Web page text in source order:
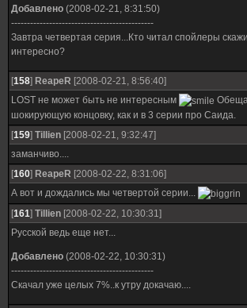
Добавлено (2008-02-21, 8:31:50)
---------------------------------------------
Завтра четвертая серия...Кто читал спойлеры
интересно?
[158] ReapeR [2008-02-21, 8:56:40]
LOST не может быть не интересным
шокирующую концовку, как и в 3 серии про Саида.
[159] Tillien [2008-02-21, 9:32:47]
заманчиво....
[160] ReapeR [2008-02-22, 8:31:06]
А вот и дождались мы четвертой серии...
[161] Tillien [2008-02-22, 10:30:31]
Русской ведь еще нет...
Добавлено (2008-02-22, 10:30:31)
---------------------------------------------
Скачал уже целых 7%..к утру докачаю....